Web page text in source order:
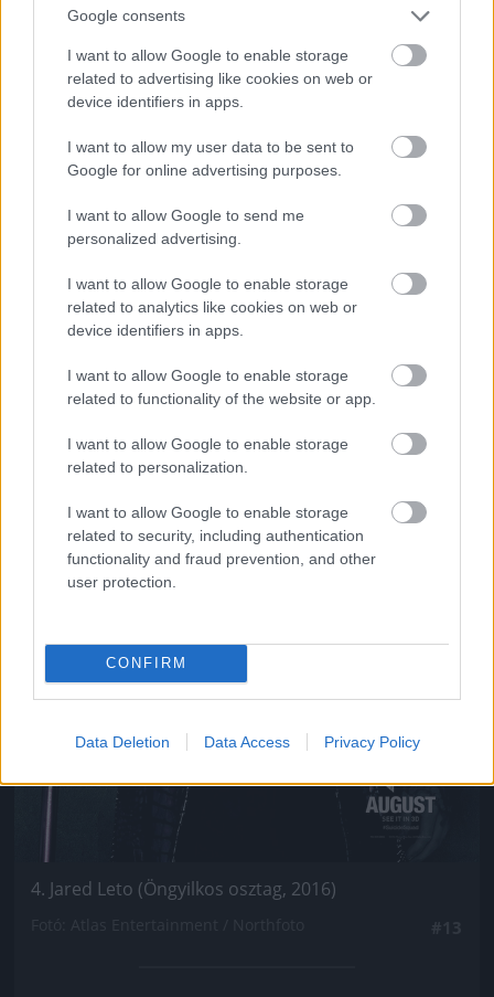
Google consents
I want to allow Google to enable storage
related to advertising like cookies on web or
device identifiers in apps.
I want to allow my user data to be sent to
Google for online advertising purposes.
I want to allow Google to send me
personalized advertising.
I want to allow Google to enable storage
related to analytics like cookies on web or
device identifiers in apps.
I want to allow Google to enable storage
related to functionality of the website or app.
I want to allow Google to enable storage
related to personalization.
I want to allow Google to enable storage
related to security, including authentication
functionality and fraud prevention, and other
user protection.
CONFIRM
Data Deletion Data Access Privacy Policy
És ő sminkelt a legrosszabbul: az egész el van
kenődve.
Fotó: DC Comics / Northfoto
Jön még kép!
4. Jared Leto (Öngyilkos osztag, 2016)